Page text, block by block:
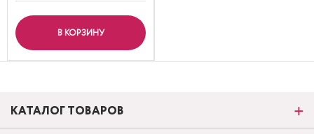
В КОРЗИНУ
КАТАЛОГ ТОВАРОВ